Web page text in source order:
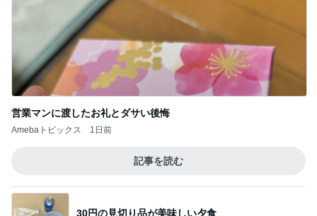
Amebaトピックス 1日前
珍しい静かにの看板を集めた本
Amebaトピックス 2日前
誰もいない30秒で終わった出国審査
Amebaトピックス 1日前